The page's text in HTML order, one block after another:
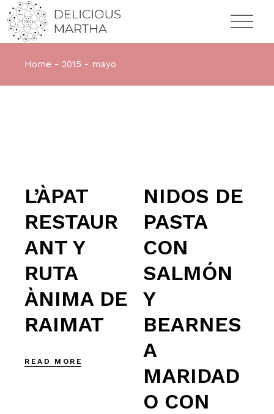
Home 2015 mayo
L’ÀPAT
RESTAUR
ANT Y
RUTA
ÀNIMA DE
RAIMAT
READ MORE
NIDOS DE
PASTA
CON
SALMÓN
Y
BEARNES
A
MARIDAD
O CON